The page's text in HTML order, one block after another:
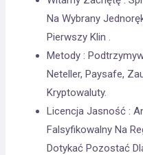
Na Wybrany
Pierwszy Klin .
Metody :
Neteller, Paysafe,
Kryptowaluty.
Licencja Jasność :
Falsyfikowalny Na
Dotykać Pozostać